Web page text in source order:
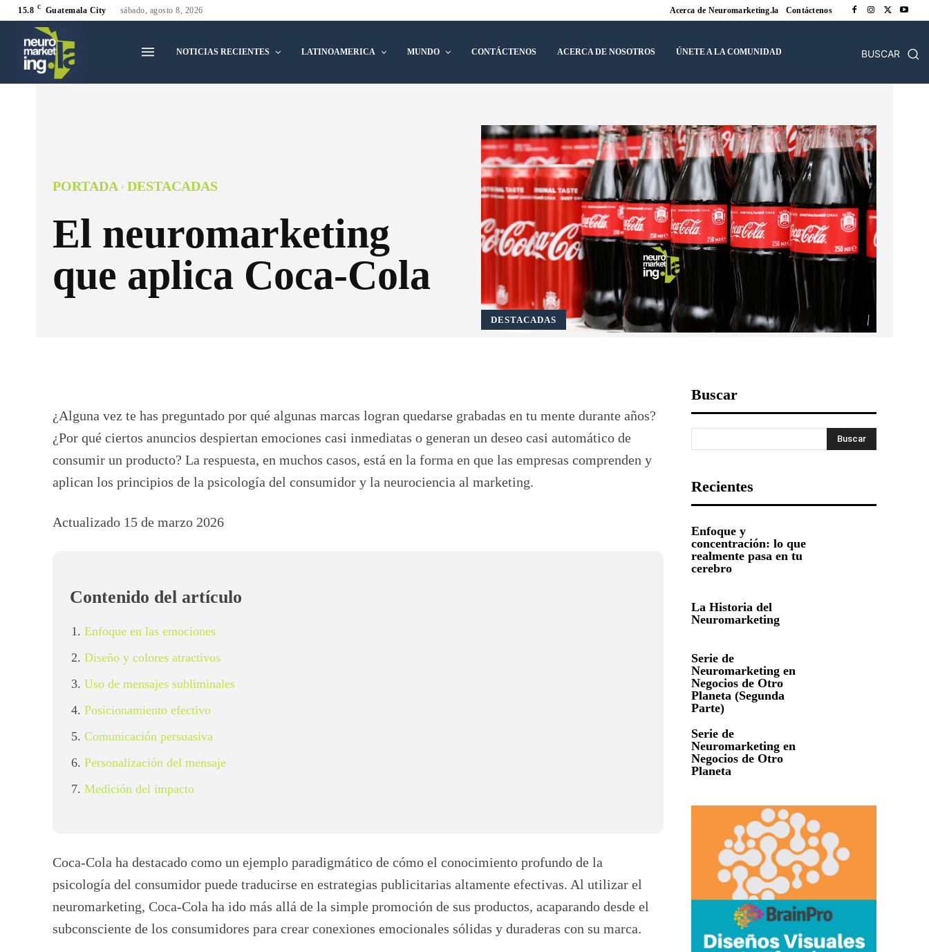
15.8 C Guatemala City sábado, agosto 8, 2026 Acerca de Neuromarketing.la Contáctenos
NOTICIAS RECIENTES LATINOAMERICA MUNDO CONTÁCTENOS ACERCA DE NOSOTROS ÚNETE A LA COMUNIDAD BUSCAR
PORTADA DESTACADAS
El neuromarketing
que aplica Coca-Cola
DESTACADAS
¿Alguna vez te has preguntado por qué algunas marcas logran quedarse grabadas en tu mente durante años?
¿Por qué ciertos anuncios despiertan emociones casi inmediatas o generan un deseo casi automático de
consumir un producto? La respuesta, en muchos casos, está en la forma en que las empresas comprenden y
aplican los principios de la psicología del consumidor y la neurociencia al marketing.
Actualizado 15 de marzo 2026
Contenido del artículo
Enfoque en las emociones
Diseño y colores atractivos
Uso de mensajes subliminales
Posicionamiento efectivo
Comunicación persuasiva
Personalización del mensaje
Medición del impacto
Coca-Cola ha destacado como un ejemplo paradigmático de cómo el conocimiento profundo de la
psicología del consumidor puede traducirse en estrategias publicitarias altamente efectivas. Al utilizar el
neuromarketing, Coca-Cola ha ido más allá de la simple promoción de sus productos, acaparando desde el
subconsciente de los consumidores para crear conexiones emocionales sólidas y duraderas con su marca.
Buscar
Buscar
Recientes
Enfoque y
concentración: lo que
realmente pasa en tu
cerebro
La Historia del
Neuromarketing
Serie de
Neuromarketing en
Negocios de Otro
Planeta (Segunda
Parte)
Serie de
Neuromarketing en
Negocios de Otro
Planeta